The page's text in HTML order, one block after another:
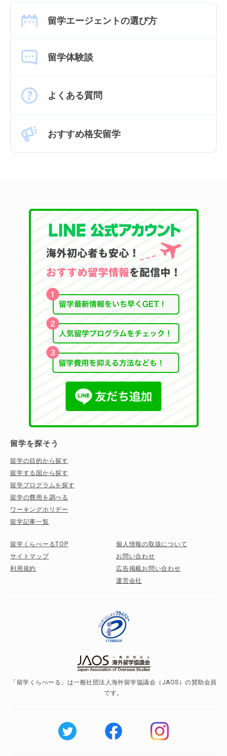
留学エージェントの選び方
留学体験談
よくある質問
おすすめ格安留学
留学を探そう
留学の目的から探す
留学する国から探す
留学プログラムを探す
留学の費用を調べる
ワーキングホリデー
留学記事一覧
留学くらべーるTOP
サイトマップ
利用規約
個人情報の取扱について
お問い合わせ
広告掲載お問い合わせ
運営会社
「留学くらべーる」は一般社団法人海外留学協議会（JAOS）の賛助会員
です。